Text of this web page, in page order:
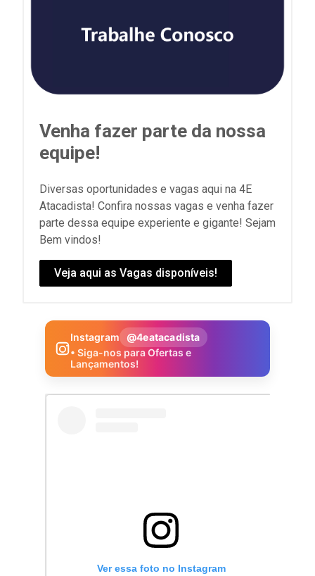
Venha fazer parte da nossa
equipe!
Diversas oportunidades e vagas aqui na 4E
Atacadista! Confira nossas vagas e venha fazer
parte dessa equipe experiente e gigante! Sejam
Bem vindos!
Veja aqui as Vagas disponíveis!
Instagram
@4eatacadista
• Siga-nos para Ofertas e
Lançamentos!
Ver essa foto no Instagram